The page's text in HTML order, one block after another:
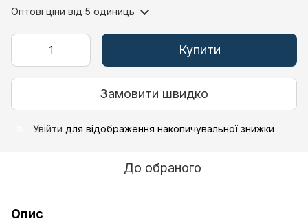
Оптові ціни від 5 одиниць
Купити
Замовити швидко
Увійти для відображення накопичувальної знижки
До обраного
Опис